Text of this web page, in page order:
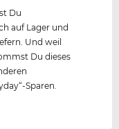
Du
auf Lager und
Und weil
Du dieses
Sparen.